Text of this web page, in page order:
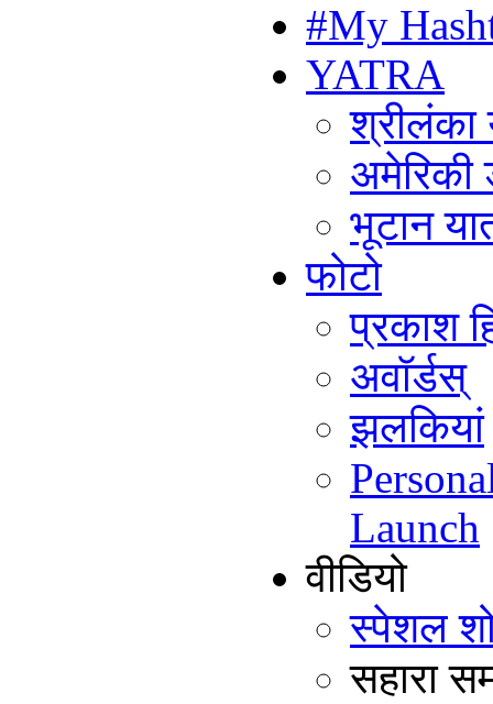
#My
YATRA
श्रीलंका
अमेरिकी
भूटान
फोटो
प्रकाश
अवॉर्डस्
झलकियां
Launch
वीडियो
स्पेशल
सहारा